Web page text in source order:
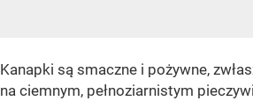
Kanapki są smaczne i pożywne,
na ciemnym, pełnoziarnistym